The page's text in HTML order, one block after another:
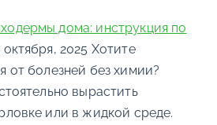
дома: инструкция по
2025 Хотите
от болезней без химии?
вырастить
или в жидкой среде.